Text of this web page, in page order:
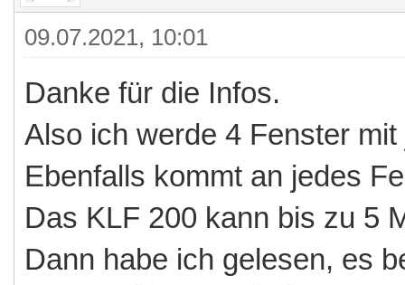
09.07.2021, 10:01
Danke für die Infos.
Also ich werde 4 Fenster
Ebenfalls kommt an jedes
Das KLF 200 kann bis zu 5
Dann habe ich gelesen, es